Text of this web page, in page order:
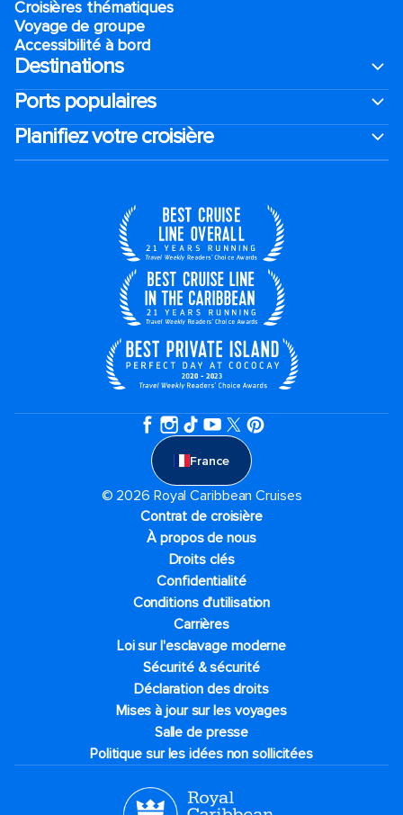
Croisières thématiques
Voyage de groupe​
Accessibilité à bord​
Destinations
Ports populaires
Planifiez votre croisière
France
© 2026 Royal Caribbean Cruises
Contrat de croisière
À propos de nous
Droits clés
Confidentialité
Conditions d'utilisation
Carrières
Loi sur l'esclavage moderne
Sécurité & sécurité
Déclaration des droits
Mises à jour sur les voyages
Salle de presse
Politique sur les idées non sollicitées